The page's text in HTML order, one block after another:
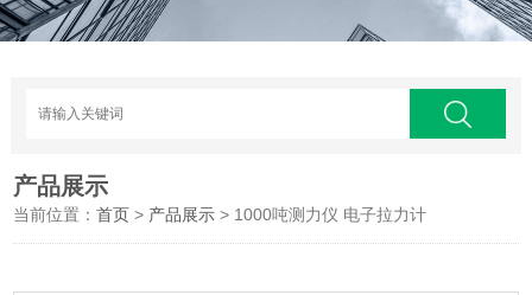
产品展示
当前位置：首页 > 产品展示 > 1000吨测力仪 电子拉力计